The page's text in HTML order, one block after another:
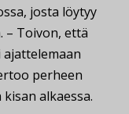
josta löytyy
– Toivon, että
perheen
alkaessa.